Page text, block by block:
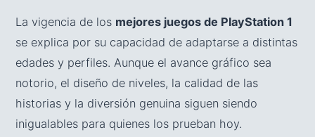
La vigencia de los mejores juegos de PlayStation 1
se explica por su capacidad de adaptarse a distintas
edades y perfiles. Aunque el avance gráfico sea
notorio, el diseño de niveles, la calidad de las
historias y la diversión genuina siguen siendo
inigualables para quienes los prueban hoy.